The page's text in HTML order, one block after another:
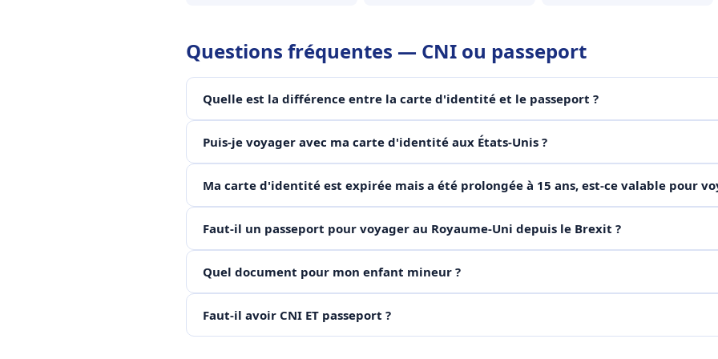
Questions fréquentes — CNI ou passeport
Quelle est la différence entre la carte d'identité et le passeport ?
Puis-je voyager avec ma carte d'identité aux États-Unis ?
Ma carte d'identité est expirée mais a été prolongée à 15 ans, est-ce valable pour
Faut-il un passeport pour voyager au Royaume-Uni depuis le Brexit ?
Quel document pour mon enfant mineur ?
Faut-il avoir CNI ET passeport ?